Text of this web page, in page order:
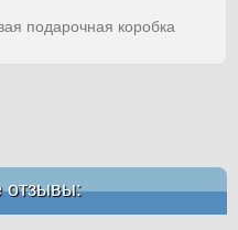
подарочная коробка
отзывы: